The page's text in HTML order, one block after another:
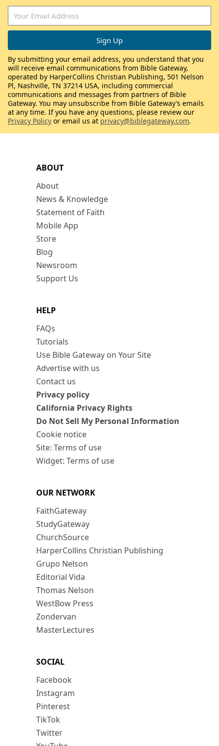
ABOUT
About
News & Knowledge
Statement of Faith
Mobile App
Store
Blog
Newsroom
Support Us
HELP
FAQs
Tutorials
Use Bible Gateway on Your Site
Advertise with us
Contact us
Privacy policy
California Privacy Rights
Do Not Sell My Personal Information
Cookie notice
Site: Terms of use
Widget: Terms of use
OUR NETWORK
FaithGateway
StudyGateway
ChurchSource
HarperCollins Christian Publishing
Grupo Nelson
Editorial Vida
Thomas Nelson
WestBow Press
Zondervan
MasterLectures
SOCIAL
Facebook
Instagram
Pinterest
TikTok
Twitter
By submitting your email address, you understand that you
will receive email communications from Bible Gateway,
operated by HarperCollins Christian Publishing, 501 Nelson
Pl, Nashville, TN 37214 USA, including commercial
communications and messages from partners of Bible
Gateway. You may unsubscribe from Bible Gateway’s emails
at any time. If you have any questions, please review our
Privacy Policy or email us at privacy@biblegateway.com.